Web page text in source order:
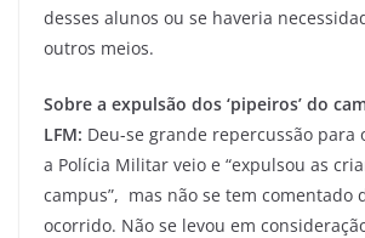
desses alunos ou se haveria
outros meios.
Sobre a expulsão dos ‘pipeiros’ do
LFM: Deu-se grande repercussão para
a Polícia Militar veio e “expulsou as
campus”, mas não se tem comentado
ocorrido. Não se levou em